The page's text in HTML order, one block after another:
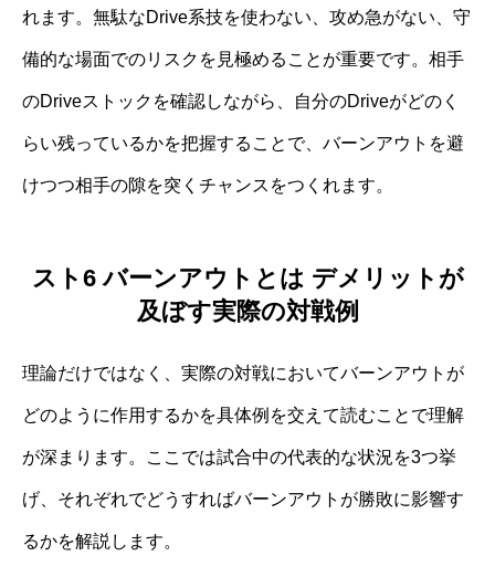
れます。無駄なDrive系技を使わない、攻め急がない、守
備的な場面でのリスクを見極めることが重要です。相手
のDriveストックを確認しながら、自分のDriveがどのく
らい残っているかを把握することで、バーンアウトを避
けつつ相手の隙を突くチャンスをつくれます。
スト6 バーンアウトとは デメリットが
及ぼす実際の対戦例
理論だけではなく、実際の対戦においてバーンアウトが
どのように作用するかを具体例を交えて読むことで理解
が深まります。ここでは試合中の代表的な状況を3つ挙
げ、それぞれでどうすればバーンアウトが勝敗に影響す
るかを解説します。